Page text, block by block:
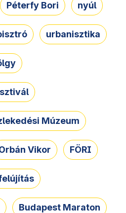
Péterfy Bori nyúl
urbanisztika
Múzeum
Vikor FÖRI
Budapest Maraton